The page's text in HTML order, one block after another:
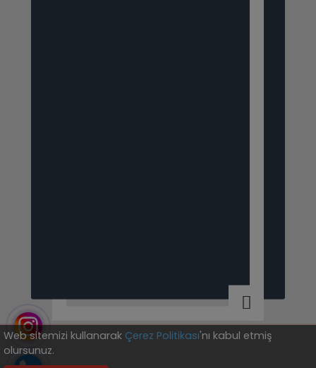
Web sitemizi kullanarak Çerez Politikası'nı kabul etmiş
olursunuz.